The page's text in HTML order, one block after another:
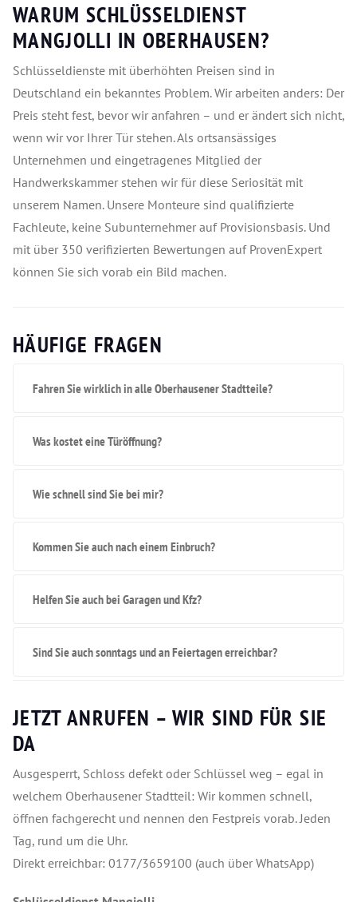
WARUM SCHLÜSSELDIENST
MANGJOLLI IN OBERHAUSEN?
Schlüsseldienste mit überhöhten Preisen sind in
Deutschland ein bekanntes Problem. Wir arbeiten anders: Der
Preis steht fest, bevor wir anfahren – und er ändert sich nicht,
wenn wir vor Ihrer Tür stehen. Als ortsansässiges
Unternehmen und eingetragenes Mitglied der
Handwerkskammer stehen wir für diese Seriosität mit
unserem Namen. Unsere Monteure sind qualifizierte
Fachleute, keine Subunternehmer auf Provisionsbasis. Und
mit über 350 verifizierten Bewertungen auf ProvenExpert
können Sie sich vorab ein Bild machen.
HÄUFIGE FRAGEN
Fahren Sie wirklich in alle Oberhausener Stadtteile?
Was kostet eine Türöffnung?
Wie schnell sind Sie bei mir?
Kommen Sie auch nach einem Einbruch?
Helfen Sie auch bei Garagen und Kfz?
Sind Sie auch sonntags und an Feiertagen erreichbar?
JETZT ANRUFEN – WIR SIND FÜR SIE
DA
Ausgesperrt, Schloss defekt oder Schlüssel weg – egal in
welchem Oberhausener Stadtteil: Wir kommen schnell,
öffnen fachgerecht und nennen den Festpreis vorab. Jeden
Tag, rund um die Uhr.
Direkt erreichbar: 0177/3659100 (auch über WhatsApp)